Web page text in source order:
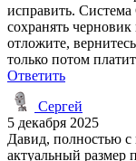
исправить.
сохранять
отложите,
только потом
Ответить
Сергей
5 декабря 2025
Давид, полностью с
актуальный размер